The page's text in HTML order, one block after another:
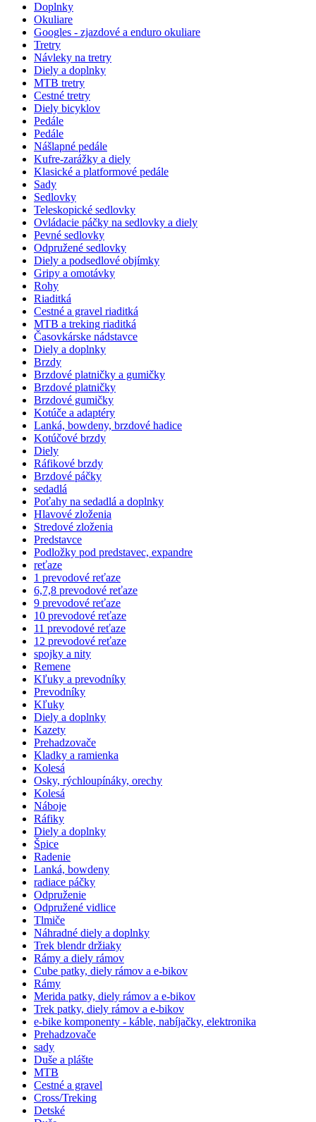
Doplnky
Okuliare
Googles - zjazdové a enduro okuliare
Tretry
Návleky na tretry
Diely a doplnky
MTB tretry
Cestné tretry
Diely bicyklov
Pedále
Pedále
Nášlapné pedále
Kufre-zarážky a diely
Klasické a platformové pedále
Sady
Sedlovky
Teleskopické sedlovky
Ovládacie páčky na sedlovky a diely
Pevné sedlovky
Odpružené sedlovky
Diely a podsedlové objímky
Gripy a omotávky
Rohy
Riaditká
Cestné a gravel riaditká
MTB a treking riaditká
Časovkárske nádstavce
Diely a doplnky
Brzdy
Brzdové platničky a gumičky
Brzdové platničky
Brzdové gumičky
Kotúče a adaptéry
Lanká, bowdeny, brzdové hadice
Kotúčové brzdy
Diely
Ráfikové brzdy
Brzdové páčky
sedadlá
Poťahy na sedadlá a doplnky
Hlavové zloženia
Stredové zloženia
Predstavce
Podložky pod predstavec, expandre
reťaze
1 prevodové reťaze
6,7,8 prevodové reťaze
9 prevodové reťaze
10 prevodové reťaze
11 prevodové reťaze
12 prevodové reťaze
spojky a nity
Remene
Kľuky a prevodníky
Prevodníky
Kľuky
Diely a doplnky
Kazety
Prehadzovače
Kladky a ramienka
Kolesá
Osky, rýchloupínáky, orechy
Kolesá
Náboje
Ráfiky
Diely a doplnky
Špice
Radenie
Lanká, bowdeny
radiace páčky
Odpruženie
Odpružené vidlice
Tlmiče
Náhradné diely a doplnky
Trek blendr držiaky
Rámy a diely rámov
Cube patky, diely rámov a e-bikov
Rámy
Merida patky, diely rámov a e-bikov
Trek patky, diely rámov a e-bikov
e-bike komponenty - káble, nabíjačky, elektronika
Prehadzovače
sady
Duše a plášte
MTB
Cestné a gravel
Cross/Treking
Detské